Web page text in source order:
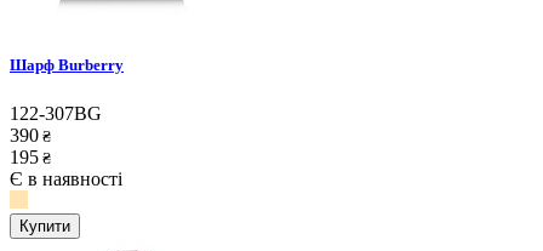
Шарф Burberry
122-307BG
390 ₴
195 ₴
Є в наявності
Купити